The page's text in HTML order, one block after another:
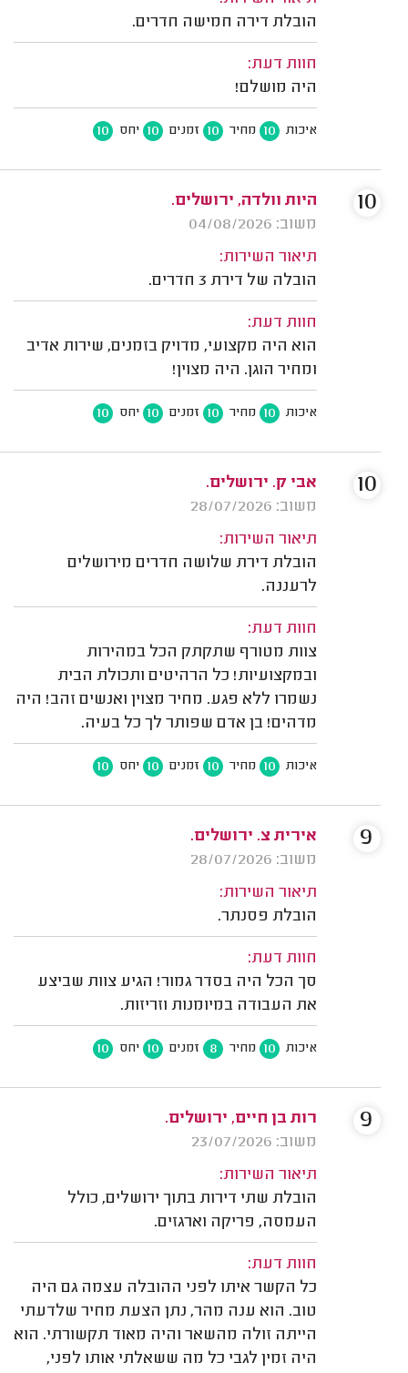
הובלת דירה חמישה חדרים.
חוות דעת:
היה מושלם!
איכות 10 מחיר 10 זמנים 10 יחס 10
היות וולדה, ירושלים.
משוב: 04/08/2026
תיאור השירות:
הובלה של דירת 3 חדרים.
חוות דעת:
הוא היה מקצועי, מדויק בזמנים, שירות אדיב
ומחיר הוגן. היה מצוין!
איכות 10 מחיר 10 זמנים 10 יחס 10
10
אבי ק. ירושלים.
משוב: 28/07/2026
תיאור השירות:
הובלת דירת שלושה חדרים מירושלים
לרעננה.
חוות דעת:
צוות מטורף שתקתק הכל במהירות
ובמקצועיות! כל הרהיטים ותכולת הבית
נשמרו ללא פגע. מחיר מצוין ואנשים זהב! היה
מדהים! בן אדם שפותר לך כל בעיה.
איכות 10 מחיר 10 זמנים 10 יחס 10
10
אירית צ. ירושלים.
משוב: 28/07/2026
תיאור השירות:
הובלת פסנתר.
חוות דעת:
סך הכל היה בסדר גמור! הגיע צוות שביצע
את העבודה במיומנות וזריזות.
איכות 10 מחיר 8 זמנים 10 יחס 10
9
רות בן חיים, ירושלים.
משוב: 23/07/2026
תיאור השירות:
הובלת שתי דירות בתוך ירושלים, כולל
העמסה, פריקה וארגזים.
חוות דעת:
כל הקשר איתו לפני ההובלה עצמה גם היה
טוב. הוא ענה מהר, נתן הצעת מחיר שלדעתי
הייתה זולה מהשאר והיה מאוד תקשורתי. הוא
היה זמין לגבי כל מה ששאלתי אותו לפני,
9